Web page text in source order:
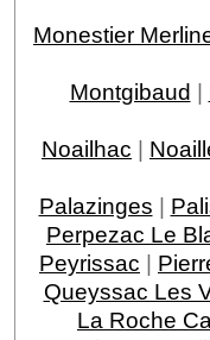
Monestier
Montgibaud |
Noailhac |
Palazinges |
Perpezac Le
Peyrissac |
Queyssac Les
La Roche